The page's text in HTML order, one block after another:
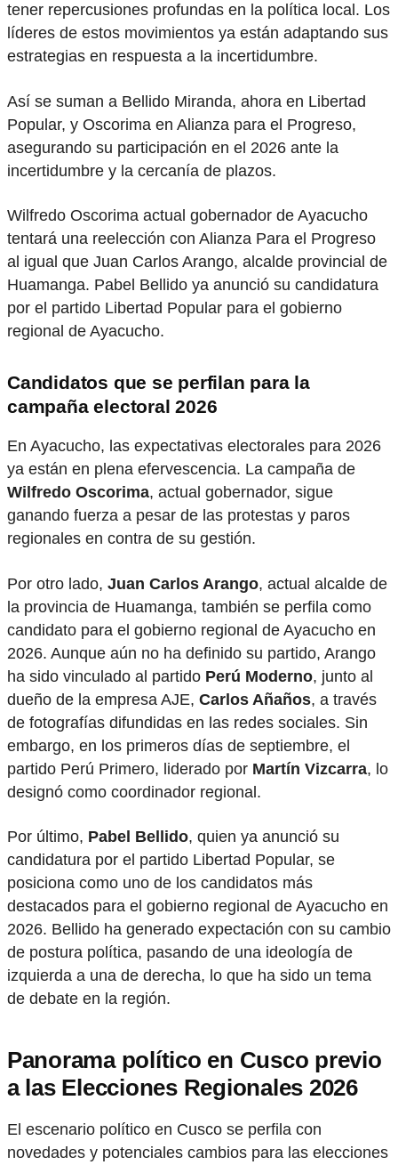
tener repercusiones profundas en la política local. Los
líderes de estos movimientos ya están adaptando sus
estrategias en respuesta a la incertidumbre.
Así se suman a Bellido Miranda, ahora en Libertad
Popular, y Oscorima en Alianza para el Progreso,
asegurando su participación en el 2026 ante la
incertidumbre y la cercanía de plazos.
Wilfredo Oscorima actual gobernador de Ayacucho
tentará una reelección con Alianza Para el Progreso
al igual que Juan Carlos Arango, alcalde provincial de
Huamanga. Pabel Bellido ya anunció su candidatura
por el partido Libertad Popular para el gobierno
regional de Ayacucho.
Candidatos que se perfilan para la
campaña electoral 2026
En Ayacucho, las expectativas electorales para 2026
ya están en plena efervescencia. La campaña de
Wilfredo Oscorima, actual gobernador, sigue
ganando fuerza a pesar de las protestas y paros
regionales en contra de su gestión.
Por otro lado, Juan Carlos Arango, actual alcalde de
la provincia de Huamanga, también se perfila como
candidato para el gobierno regional de Ayacucho en
2026. Aunque aún no ha definido su partido, Arango
ha sido vinculado al partido Perú Moderno, junto al
dueño de la empresa AJE, Carlos Añaños, a través
de fotografías difundidas en las redes sociales. Sin
embargo, en los primeros días de septiembre, el
partido Perú Primero, liderado por Martín Vizcarra, lo
designó como coordinador regional.
Por último, Pabel Bellido, quien ya anunció su
candidatura por el partido Libertad Popular, se
posiciona como uno de los candidatos más
destacados para el gobierno regional de Ayacucho en
2026. Bellido ha generado expectación con su cambio
de postura política, pasando de una ideología de
izquierda a una de derecha, lo que ha sido un tema
de debate en la región.
Panorama político en Cusco previo
a las Elecciones Regionales 2026
El escenario político en Cusco se perfila con
novedades y potenciales cambios para las elecciones